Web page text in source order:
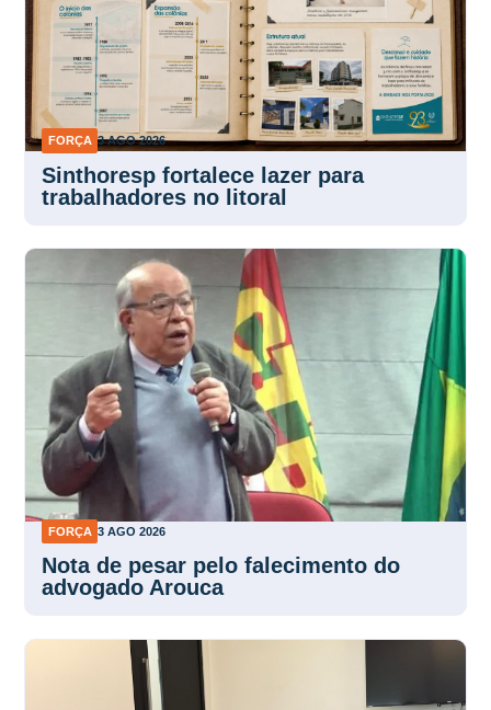
FORÇA 3 AGO 2026
Sinthoresp fortalece lazer para
trabalhadores no litoral
FORÇA 3 AGO 2026
Nota de pesar pelo falecimento do
advogado Arouca